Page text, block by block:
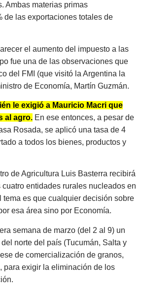
Ambas materias primas
de las exportaciones totales de
el aumento del impuesto a las
fue una de las observaciones que
del FMI (que visitó la Argentina la
de Economía, Martín Guzmán.
le exigió a Mauricio Macri que
al agro. En ese entonces, a pesar de
Rosada, se aplicó una tasa de 4
a todos los bienes, productos y
de Agricultura Luis Basterra recibirá
entidades rurales nucleados en
tema es que cualquier decisión sobre
esa área sino por Economía.
semana de marzo (del 2 al 9) un
norte del país (Tucumán, Salta y
de comercialización de granos,
para exigir la eliminación de los